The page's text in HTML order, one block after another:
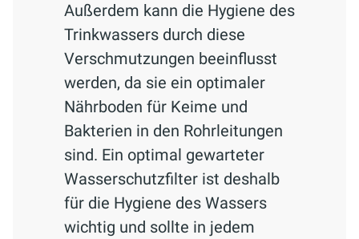
Außerdem kann die Hygiene des
Trinkwassers durch diese
Verschmutzungen beeinflusst
werden, da sie ein optimaler
Nährboden für Keime und
Bakterien in den Rohrleitungen
sind. Ein optimal gewarteter
Wasserschutzfilter ist deshalb
für die Hygiene des Wassers
wichtig und sollte in jedem